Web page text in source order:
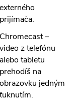
externého
prijímača.
Chromecast –
video z telefónu
alebo tabletu
prehodíš na
obrazovku jedným
ťuknutím.